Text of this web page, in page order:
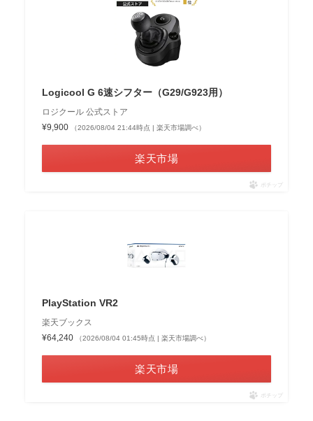
Logicool G 6速シフター（G29/G923用）
ロジクール 公式ストア
¥9,900
（2026/08/04 21:44時点 | 楽天市場調べ）
楽天市場
ポチップ
PlayStation VR2
楽天ブックス
¥64,240
（2026/08/04 01:45時点 | 楽天市場調べ）
楽天市場
ポチップ